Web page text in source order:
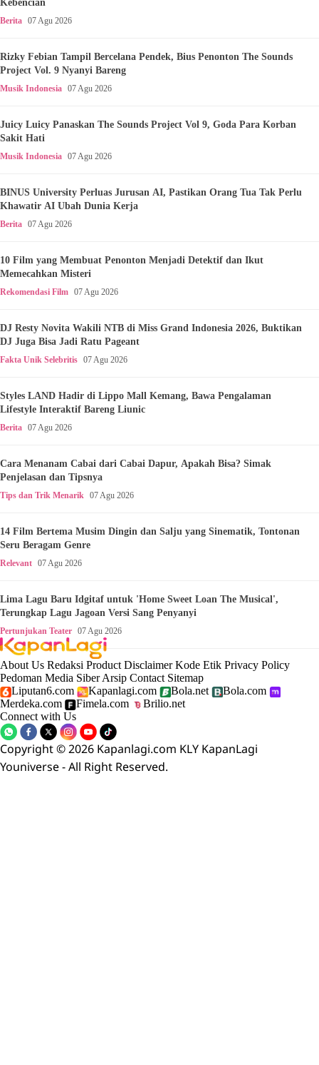
Kebencian
Berita 07 Agu 2026
Rizky Febian Tampil Bercelana Pendek, Bius Penonton The Sounds
Project Vol. 9 Nyanyi Bareng
Musik Indonesia 07 Agu 2026
Juicy Luicy Panaskan The Sounds Project Vol 9, Goda Para Korban
Sakit Hati
Musik Indonesia 07 Agu 2026
BINUS University Perluas Jurusan AI, Pastikan Orang Tua Tak Perlu
Khawatir AI Ubah Dunia Kerja
Berita 07 Agu 2026
10 Film yang Membuat Penonton Menjadi Detektif dan Ikut
Memecahkan Misteri
Rekomendasi Film 07 Agu 2026
DJ Resty Novita Wakili NTB di Miss Grand Indonesia 2026, Buktikan
DJ Juga Bisa Jadi Ratu Pageant
Fakta Unik Selebritis 07 Agu 2026
Styles LAND Hadir di Lippo Mall Kemang, Bawa Pengalaman
Lifestyle Interaktif Bareng Liunic
Berita 07 Agu 2026
Cara Menanam Cabai dari Cabai Dapur, Apakah Bisa? Simak
Penjelasan dan Tipsnya
Tips dan Trik Menarik 07 Agu 2026
14 Film Bertema Musim Dingin dan Salju yang Sinematik, Tontonan
Seru Beragam Genre
Relevant 07 Agu 2026
Lima Lagu Baru Idgitaf untuk 'Home Sweet Loan The Musical',
Terungkap Lagu Jagoan Versi Sang Penyanyi
Pertunjukan Teater 07 Agu 2026
About Us Redaksi Product Disclaimer Kode Etik Privacy Policy
Pedoman Media Siber Arsip Contact Sitemap
Liputan6.com
Kapanlagi.com Bola.net
Bola.com
Merdeka.com
Fimela.com
Brilio.net
Connect with Us
Copyright © 2026 Kapanlagi.com KLY KapanLagi
Youniverse - All Right Reserved.